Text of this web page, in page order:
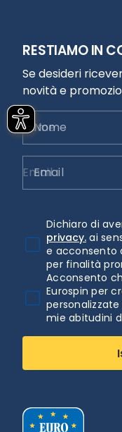
RESTIAMO IN
Se desideri
novità e
Nome
Email
Dichiaro di
privacy. ai
e acconsento
per finalità
Acconsento
Eurospin per
mie abitudini